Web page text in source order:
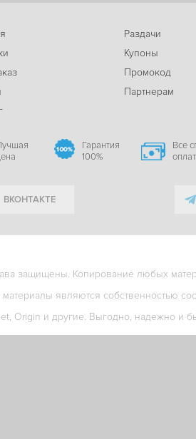
Раздачи
Купоны
Промокод
Партнерам
Гарантия
100%
Все
ВКОНТАКТЕ
защищены. Копирование любых
материалы являются собственностью
Origin и другие. Выгодно, надежно и